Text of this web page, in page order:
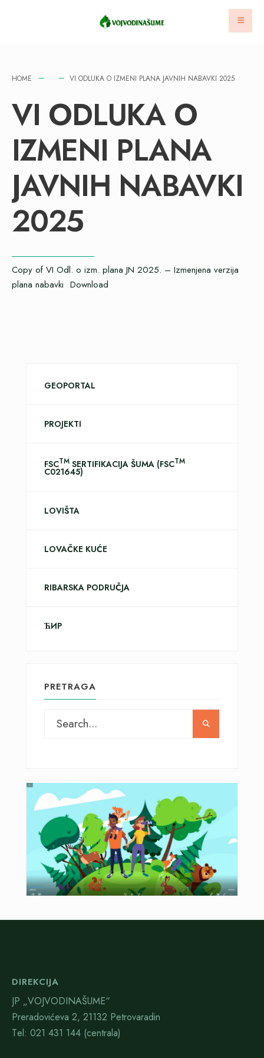
HOME VI ODLUKA O IZMENI PLANA JAVNIH NABAVKI 2025
VI ODLUKA O
IZMENI PLANA
JAVNIH NABAVKI
2025
Copy of VI Odl. o izm. plana JN 2025. – Izmenjena verzija
plana nabavki Download
GEOPORTAL
PROJEKTI
FSCTM SERTIFIKACIJA ŠUMA (FSCTM
C021645)
LOVIŠTA
LOVAČKE KUĆE
RIBARSKA PODRUČJA
ЋИР
PRETRAGA
DIREKCIJA
JP „VOJVODINAŠUME“
Preradovićeva 2, 21132 Petrovaradin
Тel: 021 431 144 (centrala)